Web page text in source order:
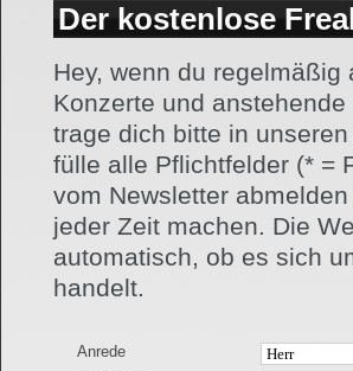
Der kostenlose
Hey, wenn du
Konzerte und
trage dich bitte in
fülle alle Pflichtfelder (* =
vom Newsletter
jeder Zeit machen. Die
automatisch, ob es sich
handelt.
Anrede